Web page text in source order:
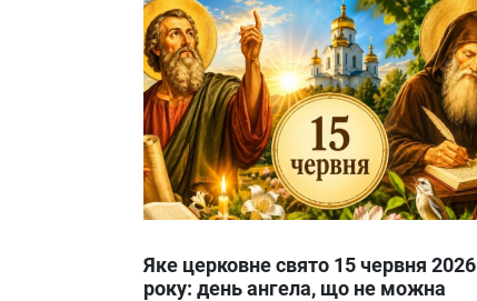
Життя
Лайфстайл
ТехноНаука
Людина
Корисності
Про нас
Яке церковне свято 15 червня 2026
року: день ангела, що не можна